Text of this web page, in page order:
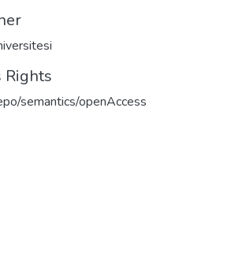
Rights
semantics/openAccess